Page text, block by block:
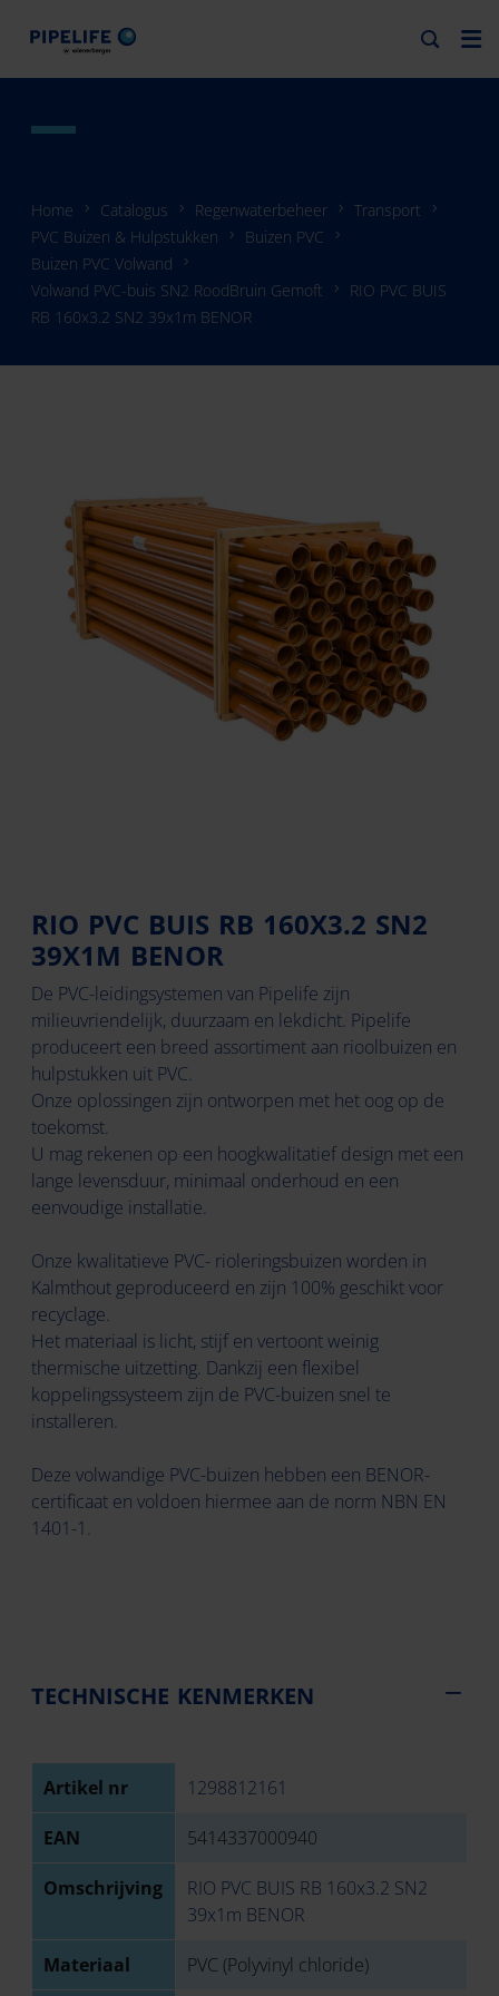
Home Catalogus Regenwaterbeheer
Transport
PVC Buizen & Hulpstukken
Buizen PVC
Buizen PVC Volwand
Volwand PVC-buis SN2 RoodBruin Gemoft
RIO PVC BUIS
RB 160x3.2 SN2 39x1m BENOR
RIO PVC BUIS RB 160X3.2 SN2
39X1M BENOR
De PVC-leidingsystemen van Pipelife zijn
milieuvriendelijk, duurzaam en lekdicht. Pipelife
produceert een breed assortiment aan rioolbuizen en
hulpstukken uit PVC.
Onze oplossingen zijn ontworpen met het oog op de
toekomst.
U mag rekenen op een hoogkwalitatief design met een
lange levensduur, minimaal onderhoud en een
eenvoudige installatie.
Onze kwalitatieve PVC- rioleringsbuizen worden in
Kalmthout geproduceerd en zijn 100% geschikt voor
recyclage.
Het materiaal is licht, stijf en vertoont weinig
thermische uitzetting. Dankzij een flexibel
koppelingssysteem zijn de PVC-buizen snel te
installeren.
Deze volwandige PVC-buizen hebben een BENOR-
certificaat en voldoen hiermee aan de norm NBN EN
1401-1.
TECHNISCHE KENMERKEN
Artikel nr 1298812161
EAN 5414337000940
Omschrijving
RIO PVC BUIS RB 160x3.2 SN2
39x1m BENOR
Materiaal PVC (Polyvinyl chloride)